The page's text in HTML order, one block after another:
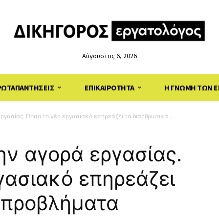
Αύγουστος 6, 2026
ΕΠΙΚΑΙΡΟΤΗΤΑ Η ΓΝΩΜΗ ΤΩΝ
Πόσο το νέο εργασιακό επηρεάζει τα διαρθρωτικά...
αγορά εργασίας.
επηρεάζει